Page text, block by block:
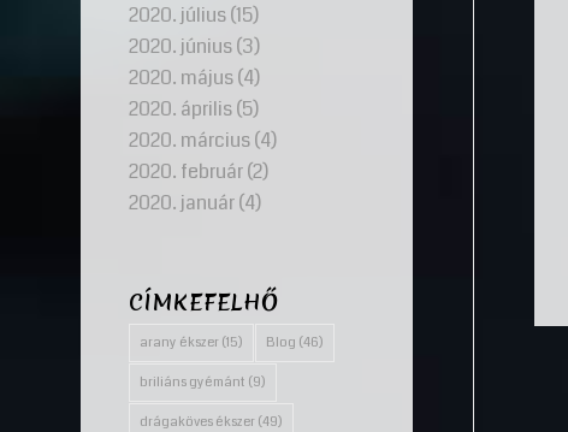
2020. július(15)
2020. június(3)
2020. május(4)
2020. április(5)
2020. március(4)
2020. február(2)
2020. január(4)
CÍMKEFELHŐ
arany ékszer (15) Blog (46)
briliáns gyémánt (9)
drágaköves ékszer (49)